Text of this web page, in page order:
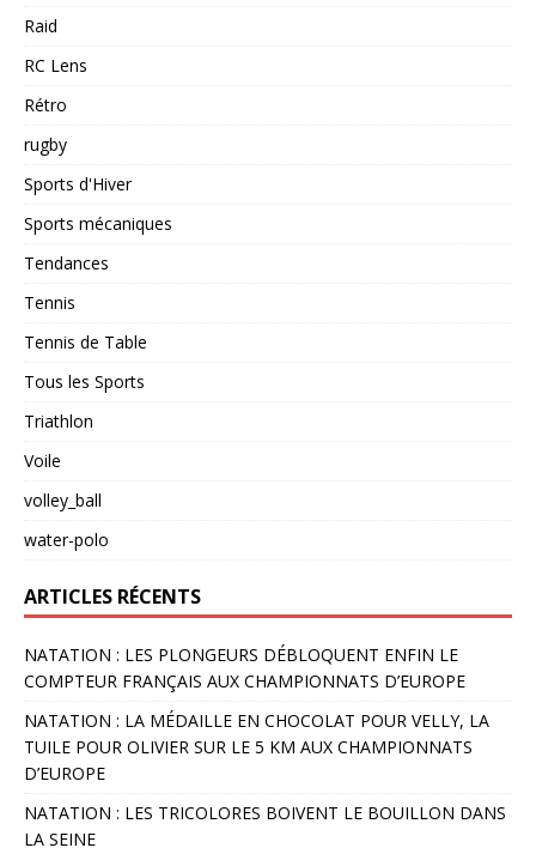
Raid
RC Lens
Rétro
rugby
Sports d'Hiver
Sports mécaniques
Tendances
Tennis
Tennis de Table
Tous les Sports
Triathlon
Voile
volley_ball
water-polo
ARTICLES RÉCENTS
NATATION : LES PLONGEURS DÉBLOQUENT ENFIN LE
COMPTEUR FRANÇAIS AUX CHAMPIONNATS D’EUROPE
NATATION : LA MÉDAILLE EN CHOCOLAT POUR VELLY, LA
TUILE POUR OLIVIER SUR LE 5 KM AUX CHAMPIONNATS
D’EUROPE
NATATION : LES TRICOLORES BOIVENT LE BOUILLON DANS
LA SEINE